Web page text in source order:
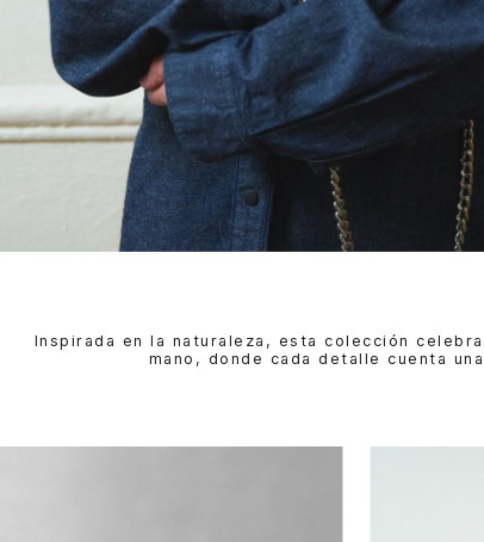
Inspirada en la naturaleza, esta colección
mano, donde cada detalle cuenta